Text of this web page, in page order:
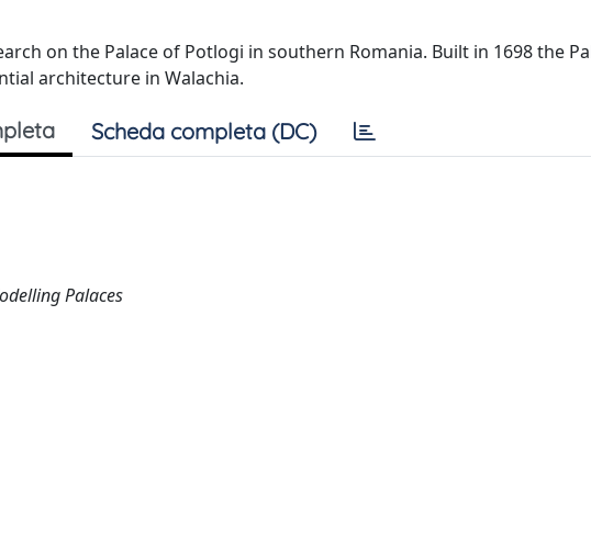
on the Palace of Potlogi in southern Romania. Built in 1698 the
architecture in Walachia.
Scheda completa (DC)
Palaces